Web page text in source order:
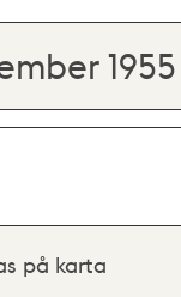
1955
på karta